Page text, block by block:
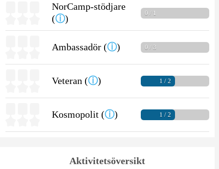
NorCamp-stödjare
(ⓘ)
0 / 1
Ambassadör (ⓘ) 0 / 3
Veteran (ⓘ) 1 / 2
Kosmopolit (ⓘ) 1 / 2
Aktivitetsöversikt